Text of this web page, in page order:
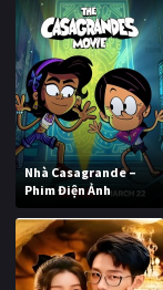
Nhà Casagrande –
Phim Điện Ảnh